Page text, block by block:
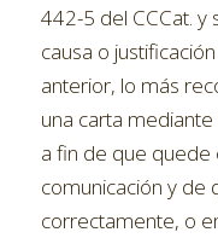
442-5 del CCCat.
causa o
anterior, lo más
una carta
a fin de que quede
comunicación y de
correctamente, o